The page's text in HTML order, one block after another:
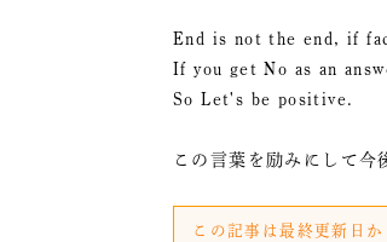
End is not the end, if
If you get No as an
So Let's be positive.
この言葉を励みにして今
この記事は最終更新日